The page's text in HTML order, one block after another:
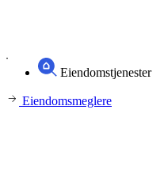
Eiendomstjenester
Eiendomsmeglere